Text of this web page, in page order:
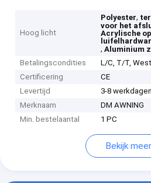
Hoog licht
Polyester,
voor het
Acrylische
,Aluminium
Betalingscondities
L/C, T/T,
Certificering
CE
Levertijd
3-8 werkdagen
Merknaam
DM AWNING
Min. bestelaantal
1 PC
Bekijk meer